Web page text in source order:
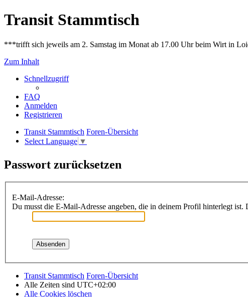
Transit Stammtisch
***trifft sich jeweils am 2. Samstag im Monat ab 17.00 Uhr beim Wirt in
Zum Inhalt
Schnellzugriff
FAQ
Anmelden
Registrieren
Transit Stammtisch Foren-Übersicht
Select Language ▼
Passwort zurücksetzen
E-Mail-Adresse:
Du musst die E-Mail-Adresse angeben, die in deinem Profil hinterlegt ist.
Transit Stammtisch Foren-Übersicht
Alle Zeiten sind UTC+02:00
Alle Cookies löschen